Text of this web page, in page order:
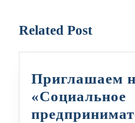
Related Post
Приглашаем
«Социальное